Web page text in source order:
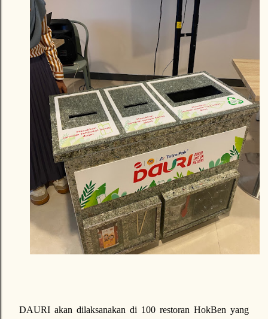
DAURI akan dilaksanakan di 100 restoran HokBen yang